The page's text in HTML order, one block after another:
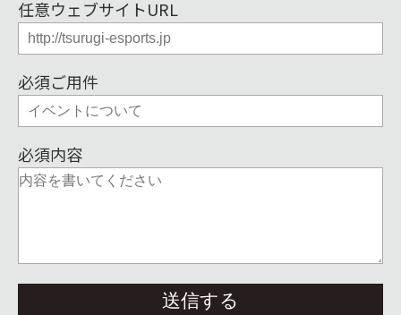
任意ウェブサイトURL
必須ご用件
必須内容